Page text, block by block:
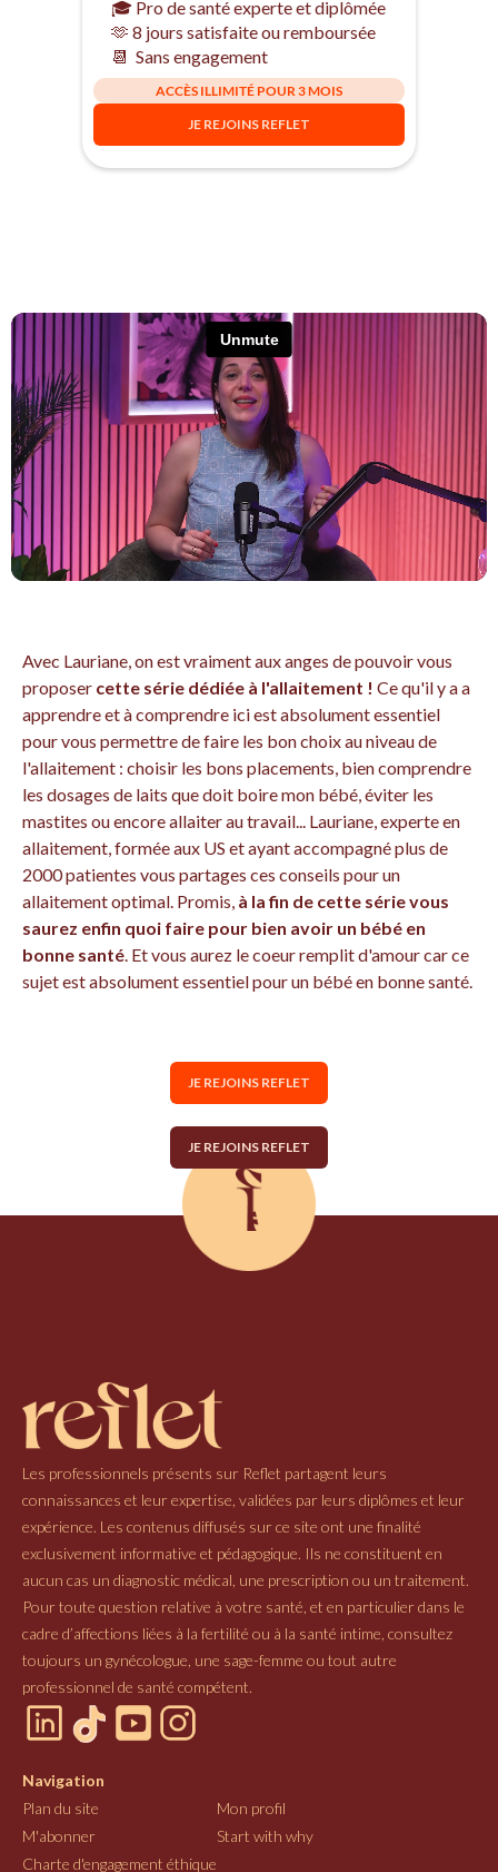
🎓 Pro de santé experte et diplômée
🫶 8 jours satisfaite ou remboursée
📆 Sans engagement
ACCÈS ILLIMITÉ POUR 3 MOIS
JE REJOINS REFLET
Avec Lauriane, on est vraiment aux anges de pouvoir vous
proposer cette série dédiée à l'allaitement ! Ce qu'il y a a
apprendre et à comprendre ici est absolument essentiel
pour vous permettre de faire les bon choix au niveau de
l'allaitement : choisir les bons placements, bien comprendre
les dosages de laits que doit boire mon bébé, éviter les
mastites ou encore allaiter au travail... Lauriane, experte en
allaitement, formée aux US et ayant accompagné plus de
2000 patientes vous partages ces conseils pour un
allaitement optimal. Promis, à la fin de cette série vous
saurez enfin quoi faire pour bien avoir un bébé en
bonne santé. Et vous aurez le coeur remplit d'amour car ce
sujet est absolument essentiel pour un bébé en bonne santé.
JE REJOINS REFLET
JE REJOINS REFLET
Les professionnels présents sur Reflet partagent leurs
connaissances et leur expertise, validées par leurs diplômes et leur
expérience. Les contenus diffusés sur ce site ont une finalité
exclusivement informative et pédagogique. Ils ne constituent en
aucun cas un diagnostic médical, une prescription ou un traitement.
Pour toute question relative à votre santé, et en particulier dans le
cadre d’affections liées à la fertilité ou à la santé intime, consultez
toujours un gynécologue, une sage-femme ou tout autre
professionnel de santé compétent.
Navigation
Plan du site
Mon profil
M'abonner
Start with why
Charte d'engagement éthique